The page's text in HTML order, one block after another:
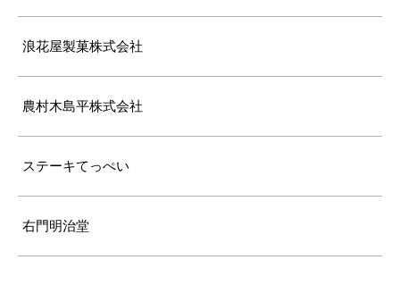
浪花屋製菓株式会社
農村木島平株式会社
ステーキてっぺい
右門明治堂